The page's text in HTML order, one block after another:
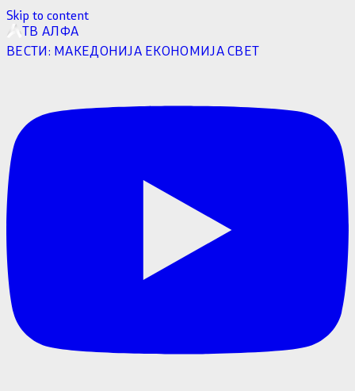
Skip to content
ТВ АЛФА
ВЕСТИ: МАКЕДОНИЈА ЕКОНОМИЈАСВЕТ